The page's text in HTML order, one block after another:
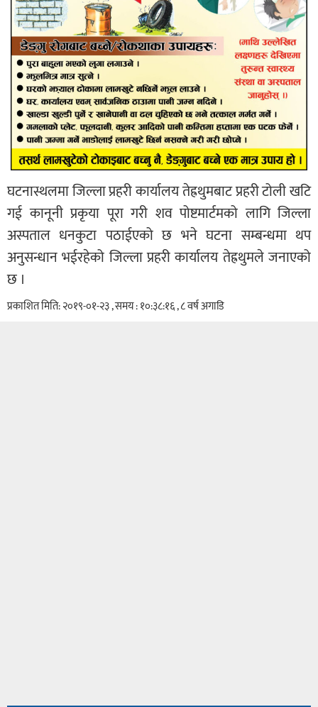
घटनास्थलमा जिल्ला प्रहरी कार्यालय तेह्रथुमबाट प्रहरी टोली खटि
गई कानूनी प्रकृया पूरा गरी शव पोष्टमार्टमको लागि जिल्ला
अस्पताल धनकुटा पठाईएको छ भने घटना सम्बन्धमा थप
अनुसन्धान भईरहेको जिल्ला प्रहरी कार्यालय तेह्रथुमले जनाएको
छ ।
प्रकाशित मिति: २०१९-०१-२३ , समय : १०:३८:१६ , ८ वर्ष अगाडि